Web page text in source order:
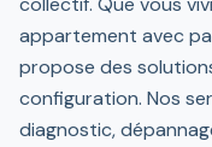
appartement avec
propose des
configuration. Nos
diagnostic,